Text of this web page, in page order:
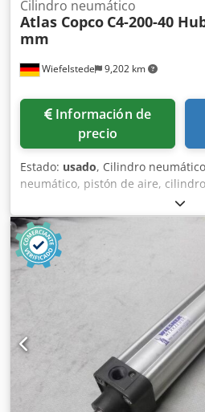
Wiefelstede 9,202 km
Cilindro neumático
Atlas Copco C4-200-40
mm
Información de
precio
Estado: usado, Cilindro
neumático, pistón de aire,
Dcjdpfxogrzvke Aamok -
normalizado tipo C4-200-40 -
pistón: Ø 40 mm -Cantidad: 2
por unidad -Dimensiones: 320/
kg/unidad